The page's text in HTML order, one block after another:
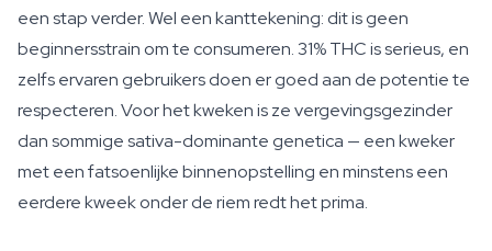
een stap verder. Wel een kanttekening: dit is geen
beginnersstrain om te consumeren. 31% THC is serieus, en
zelfs ervaren gebruikers doen er goed aan de potentie te
respecteren. Voor het kweken is ze vergevingsgezinder
dan sommige sativa-dominante genetica — een kweker
met een fatsoenlijke binnenopstelling en minstens een
eerdere kweek onder de riem redt het prima.